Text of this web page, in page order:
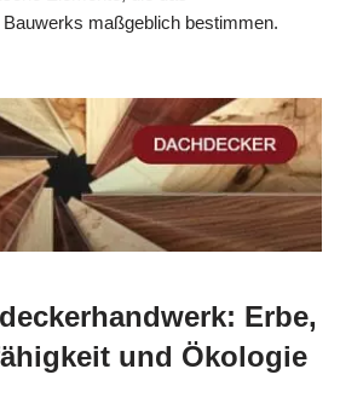
maßgeblich bestimmen.
Erbe,
und Ökologie